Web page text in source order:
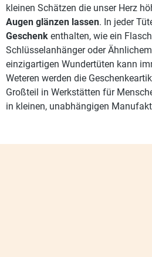
kleinen Schätzen die unser Herz
Augen glänzen lassen. In jeder
Geschenk enthalten, wie ein
Schlüsselanhänger oder
einzigartigen Wundertüten kann
Weteren werden die
Großteil in Werkstätten für
in kleinen, unabhängigen